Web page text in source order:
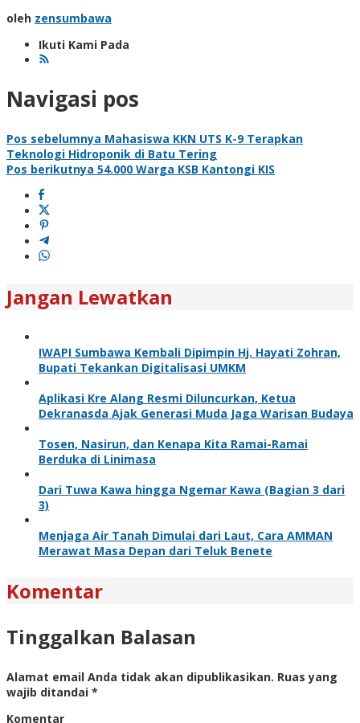
oleh zensumbawa
Ikuti Kami Pada
Navigasi pos
Pos sebelumnya Mahasiswa KKN UTS K-9 Terapkan
Teknologi Hidroponik di Batu Tering
Pos berikutnya 54.000 Warga KSB Kantongi KIS
Jangan Lewatkan
IWAPI Sumbawa Kembali Dipimpin Hj. Hayati Zohran,
Bupati Tekankan Digitalisasi UMKM
Aplikasi Kre Alang Resmi Diluncurkan, Ketua
Dekranasda Ajak Generasi Muda Jaga Warisan Budaya
Tosen, Nasirun, dan Kenapa Kita Ramai-Ramai
Berduka di Linimasa
Dari Tuwa Kawa hingga Ngemar Kawa (Bagian 3 dari
3)
Menjaga Air Tanah Dimulai dari Laut, Cara AMMAN
Merawat Masa Depan dari Teluk Benete
Komentar
Tinggalkan Balasan
Alamat email Anda tidak akan dipublikasikan. Ruas yang
wajib ditandai *
Komentar